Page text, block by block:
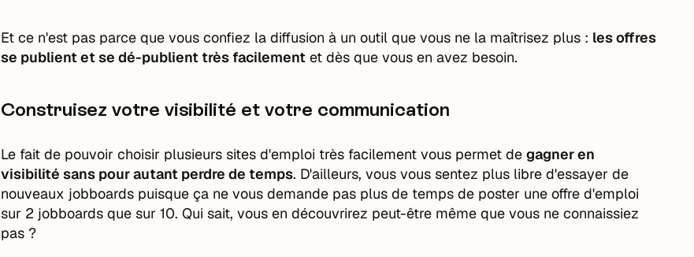
Et ce n'est pas parce que vous confiez la diffusion à un outil que vous ne la maîtrisez plus : les offres
se publient et se dé-publient très facilement et dès que vous en avez besoin.
Construisez votre visibilité et votre communication
Le fait de pouvoir choisir plusieurs sites d'emploi très facilement vous permet de gagner en
visibilité sans pour autant perdre de temps. D'ailleurs, vous vous sentez plus libre d'essayer de
nouveaux jobboards puisque ça ne vous demande pas plus de temps de poster une offre d'emploi
sur 2 jobboards que sur 10. Qui sait, vous en découvrirez peut-être même que vous ne connaissiez
pas ?